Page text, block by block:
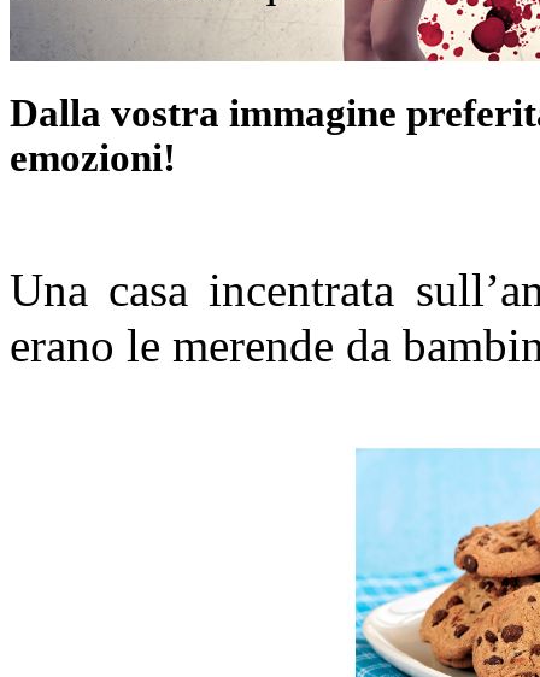
Dalla vostra immagine
emozioni!
Una casa incentrata
erano le merende da